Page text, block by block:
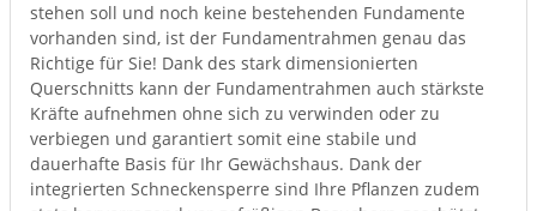
stehen soll und noch keine bestehenden Fundamente
vorhanden sind, ist der Fundamentrahmen genau das
Richtige für Sie! Dank des stark dimensionierten
Querschnitts kann der Fundamentrahmen auch stärkste
Kräfte aufnehmen ohne sich zu verwinden oder zu
verbiegen und garantiert somit eine stabile und
dauerhafte Basis für Ihr Gewächshaus. Dank der
integrierten Schneckensperre sind Ihre Pflanzen zudem